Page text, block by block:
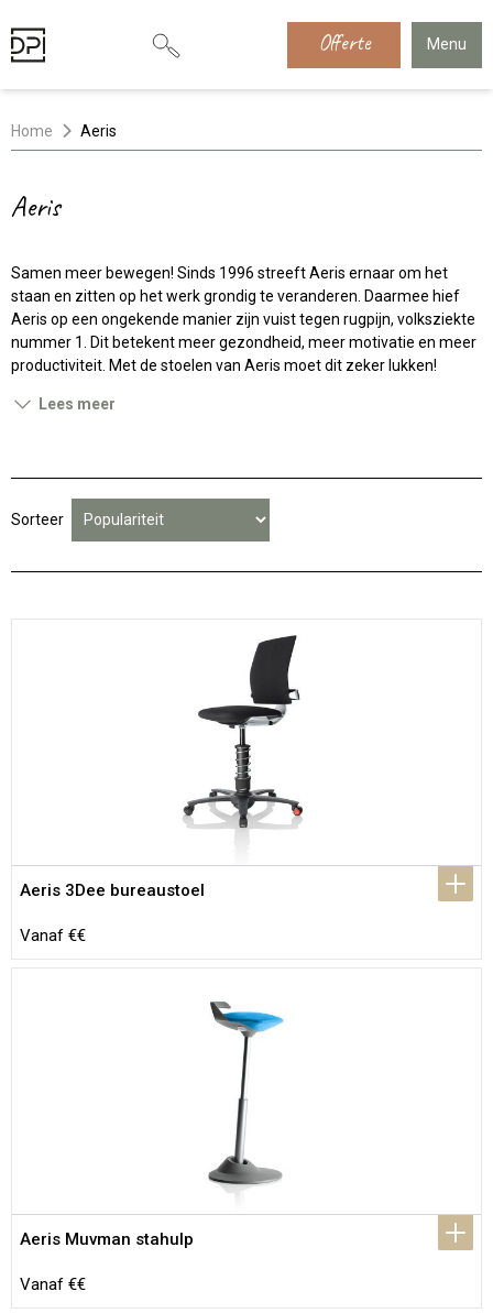
Offerte Menu
Home Aeris
Aeris
Samen meer bewegen! Sinds 1996 streeft Aeris ernaar om het
staan en zitten op het werk grondig te veranderen. Daarmee hief
Aeris op een ongekende manier zijn vuist tegen rugpijn, volksziekte
nummer 1. Dit betekent meer gezondheid, meer motivatie en meer
productiviteit. Met de stoelen van Aeris moet dit zeker lukken!
Lees meer
Sorteer
Aeris 3Dee bureaustoel
Vanaf €€
Aeris Muvman stahulp
Vanaf €€